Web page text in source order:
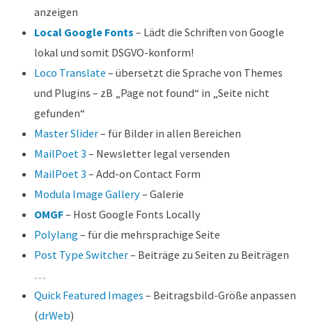
anzeigen
Local Google Fonts – Lädt die Schriften von Google
lokal und somit DSGVO-konform!
Loco Translate – übersetzt die Sprache von Themes
und Plugins – zB „Page not found“ in „Seite nicht
gefunden“
Master Slider– für Bilder in allen Bereichen
MailPoet 3 – Newsletter legal versenden
MailPoet 3 – Add-on Contact Form
Modula Image Gallery– Galerie
OMGF– Host Google Fonts Locally
Polylang – für die mehrsprachige Seite
Post Type Switcher– Beiträge zu Seiten zu Beiträgen
…
Quick Featured Images – Beitragsbild-Größe anpassen
(drWeb)